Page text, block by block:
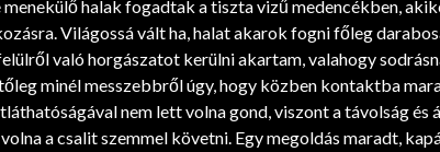
halak fogadtak a tiszta vizű medencékben,
Világossá vált ha, halat akarok fogni főleg
való horgászatot kerülni akartam, valahogy
minél messzebbről úgy, hogy közben kontaktba
nem lett volna gond, viszont a távolság és
a csalit szemmel követni. Egy megoldás maradt,